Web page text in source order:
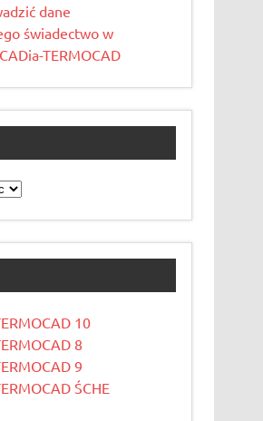
dane
świadectwo w
TERMOCAD
10
8
9
ŚCHE